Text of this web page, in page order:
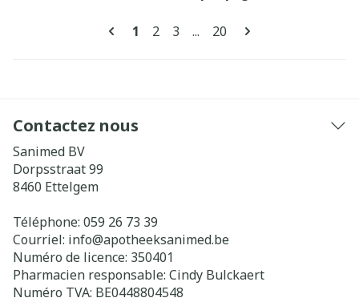
Pages
Vous lisez actuellement la page
1 Page
2 Page
3 ... Page
20
Contactez nous
Sanimed BV
Dorpsstraat 99
8460 Ettelgem
Téléphone: 059 26 73 39
Courriel: info@apotheeksanimed.be
Numéro de licence: 350401
Pharmacien responsable: Cindy Bulckaert
Numéro TVA: BE0448804548